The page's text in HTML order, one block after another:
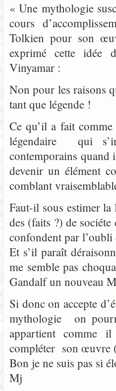
« Une mythologie
cours
Tolkien pour son
exprimé cette idée
Vinyamar :
Non pour les raisons
tant que légende !
Ce qu’il a fait
légendaire qui
contemporains quand
devenir un élément
comblant
Faut-il sous estimer
des (faits ?) de
confondent par l’oubli
Et s’il paraît
me semble pas
Gandalf un nouveau
Si donc on accepte
mythologie on
appartient comme
compléter son œuvre
Bon je ne suis pas si
Mj